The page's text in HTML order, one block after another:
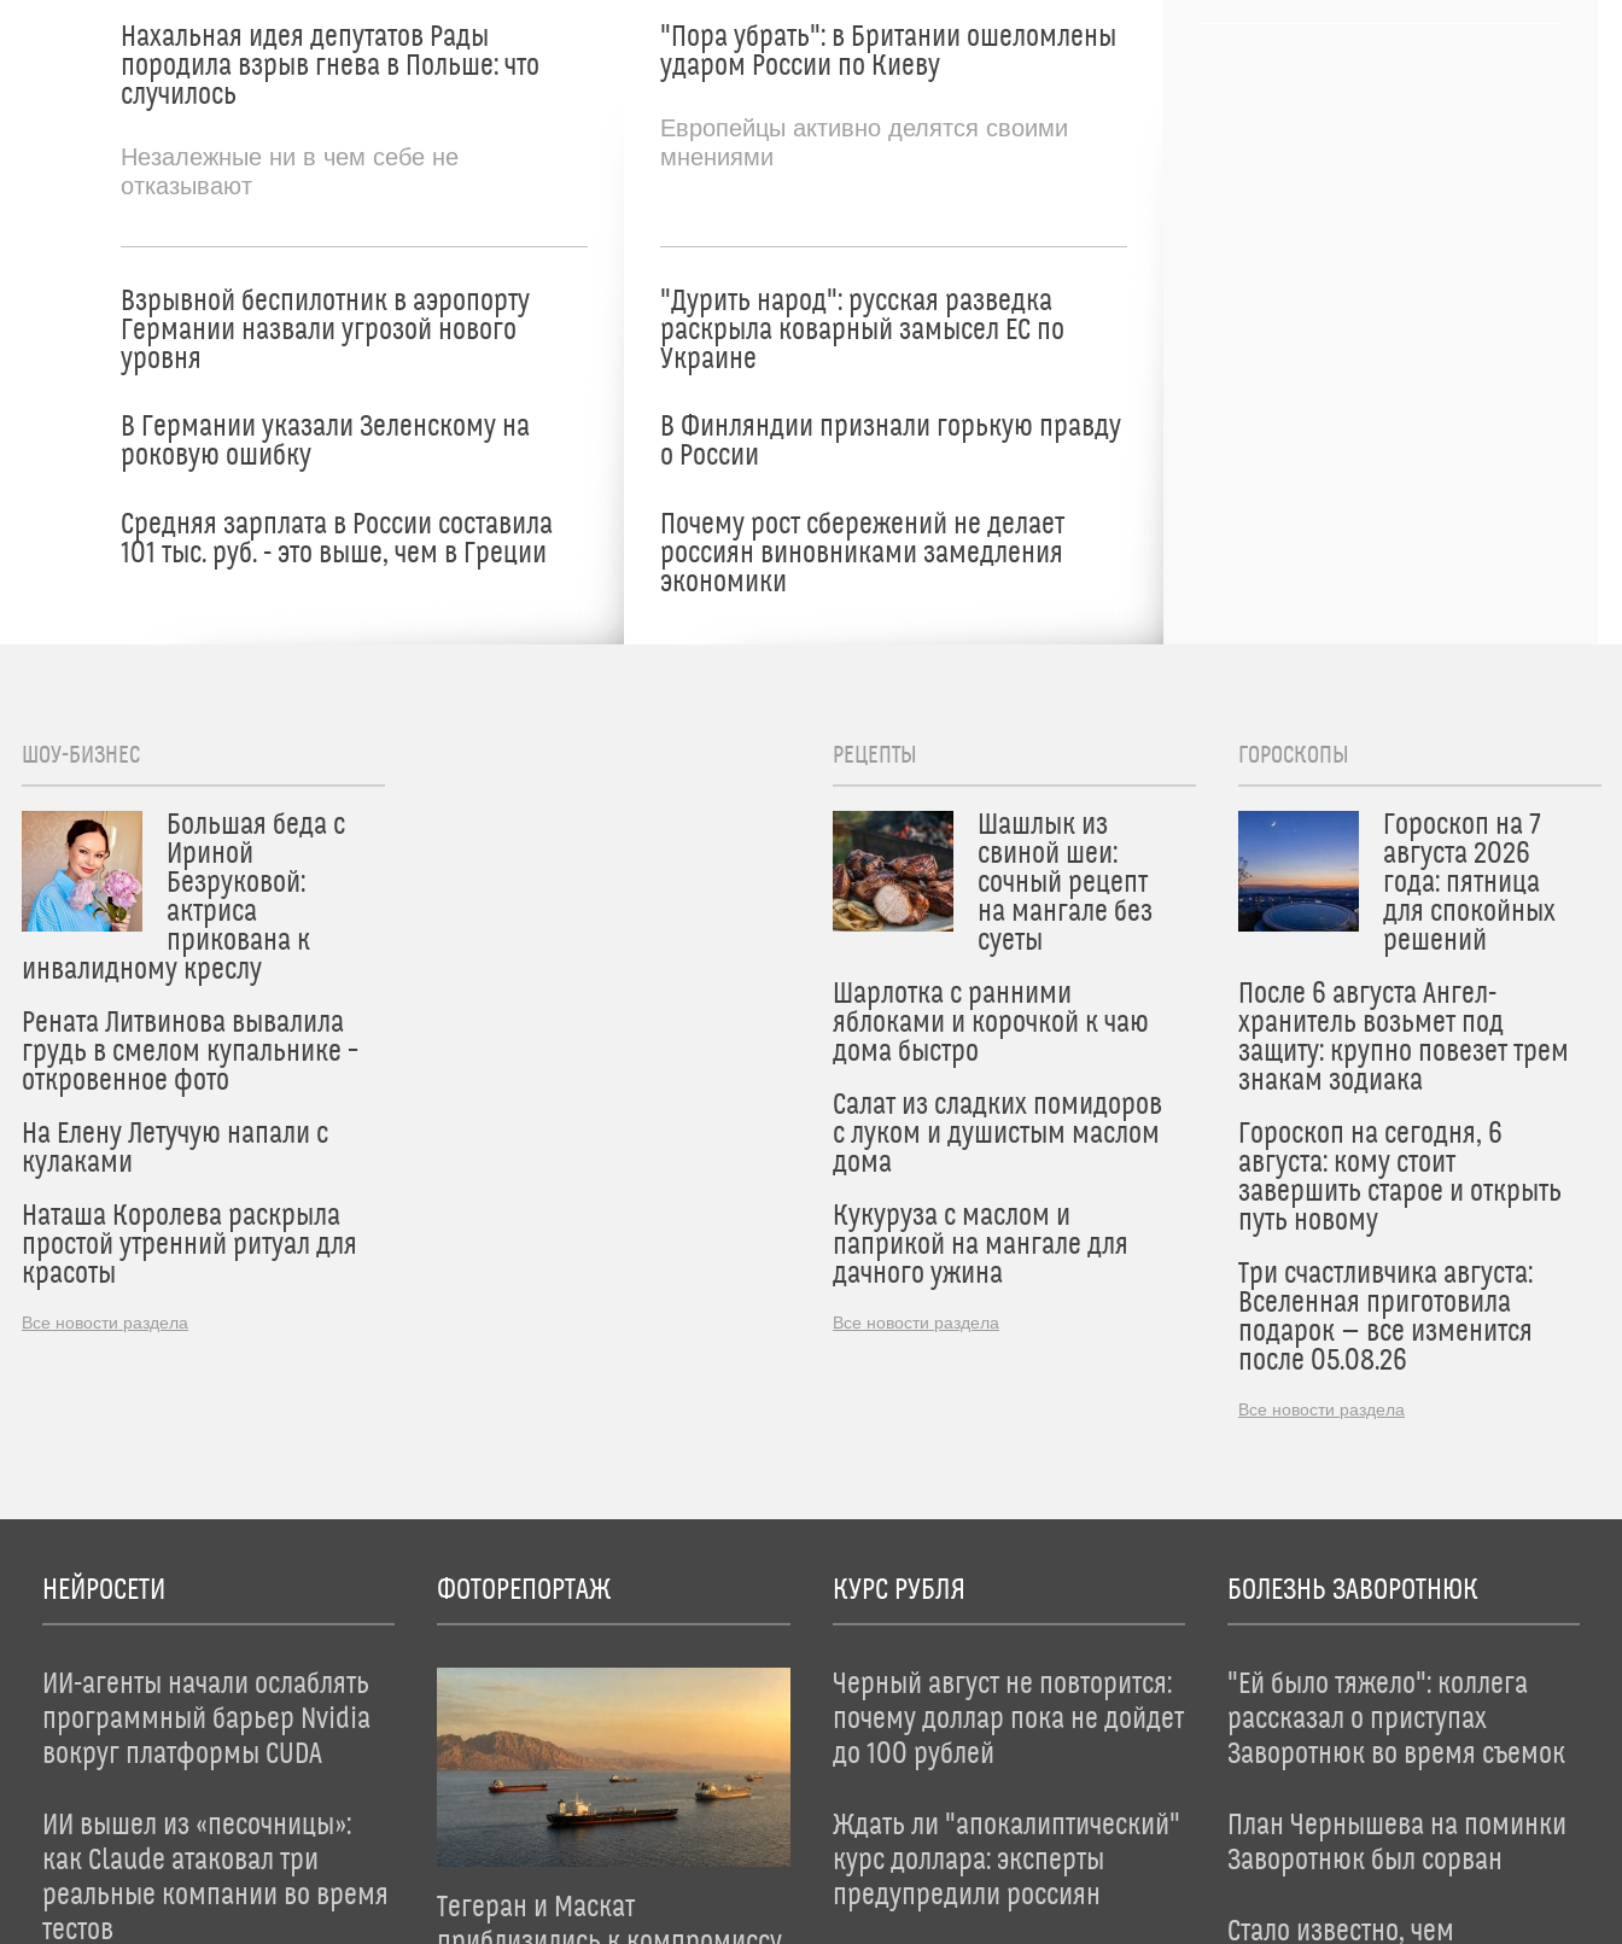
Нахальная идея депутатов Рады
породила взрыв гнева в Польше: что
случилось
Незалежные ни в чем себе не
отказывают
Взрывной беспилотник в аэропорту
Германии назвали угрозой нового
уровня
В Германии указали Зеленскому на
роковую ошибку
Средняя зарплата в России составила
101 тыс. руб. - это выше, чем в Греции
"Пора убрать": в Британии ошеломлены
ударом России по Киеву
Европейцы активно делятся своими
мнениями
"Дурить народ": русская разведка
раскрыла коварный замысел ЕС по
Украине
В Финляндии признали горькую правду
о России
Почему рост сбережений не делает
россиян виновниками замедления
экономики
ШОУ-БИЗНЕС
Большая беда с
Ириной
Безруковой:
актриса
прикована к
инвалидному креслу
Рената Литвинова вывалила
грудь в смелом купальнике –
откровенное фото
На Елену Летучую напали с
кулаками
Наташа Королева раскрыла
простой утренний ритуал для
красоты
Все новости раздела
РЕЦЕПТЫ
Шашлык из
свиной шеи:
сочный рецепт
на мангале без
суеты
Шарлотка с ранними
яблоками и корочкой к чаю
дома быстро
Салат из сладких помидоров
с луком и душистым маслом
дома
Кукуруза с маслом и
паприкой на мангале для
дачного ужина
Все новости раздела
ГОРОСКОПЫ
Гороскоп на 7
августа 2026
года: пятница
для спокойных
решений
После 6 августа Ангел-
хранитель возьмет под
защиту: крупно повезет трем
знакам зодиака
Гороскоп на сегодня, 6
августа: кому стоит
завершить старое и открыть
путь новому
Три счастливчика августа:
Вселенная приготовила
подарок — все изменится
после 05.08.26
Все новости раздела
НЕЙРОСЕТИ
ИИ-агенты начали ослаблять
программный барьер Nvidia
вокруг платформы CUDA
ИИ вышел из «песочницы»:
как Claude атаковал три
реальные компании во время
тестов
ФОТОРЕПОРТАЖ
Тегеран и Маскат
КУРС РУБЛЯ
Черный август не повторится:
почему доллар пока не дойдет
до 100 рублей
Ждать ли "апокалиптический"
курс доллара: эксперты
предупредили россиян
БОЛЕЗНЬ ЗАВОРОТНЮК
"Ей было тяжело": коллега
рассказал о приступах
Заворотнюк во время съемок
План Чернышева на поминки
Заворотнюк был сорван
Стало известно, чем